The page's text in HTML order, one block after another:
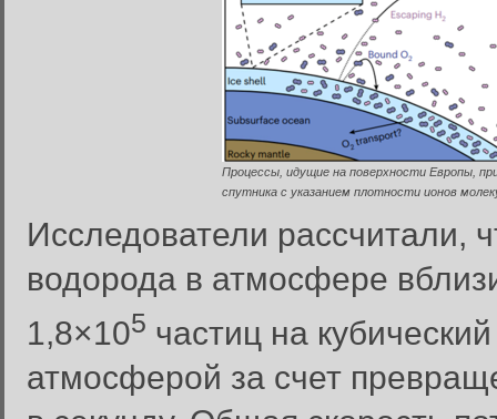
Процессы, идущие на поверхности Европы,
спутника с указанием плотности ионов
Исследователи рассчитали,
водорода в атмосфере
1,8×105 частиц на
атмосферой за счет